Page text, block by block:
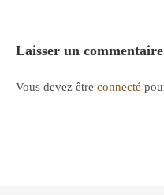
Laisser un commentaire
Vous devez être connecté